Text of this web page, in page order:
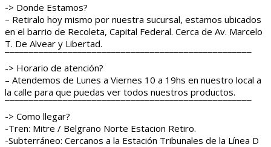
-> Donde Estamos?
– Retiralo hoy mismo por nuestra sucursal, estamos ubicados
en el barrio de Recoleta, Capital Federal. Cerca de Av. Marcelo
T. De Alvear y Libertad.
¯¯¯¯¯¯¯¯¯¯¯¯¯¯¯¯¯¯¯¯¯¯¯¯¯¯¯¯¯¯¯¯¯¯¯¯¯¯¯¯¯¯¯¯¯¯¯¯¯¯¯
-> Horario de atención?
– Atendemos de Lunes a Viernes 10 a 19hs en nuestro local a
la calle para que puedas ver todos nuestros productos.
¯¯¯¯¯¯¯¯¯¯¯¯¯¯¯¯¯¯¯¯¯¯¯¯¯¯¯¯¯¯¯¯¯¯¯¯¯¯¯¯¯¯¯¯¯¯¯¯¯¯¯
-> Como llegar?
-Tren: Mitre / Belgrano Norte Estacion Retiro.
-Subterráneo: Cercanos a la Estación Tribunales de la Línea D